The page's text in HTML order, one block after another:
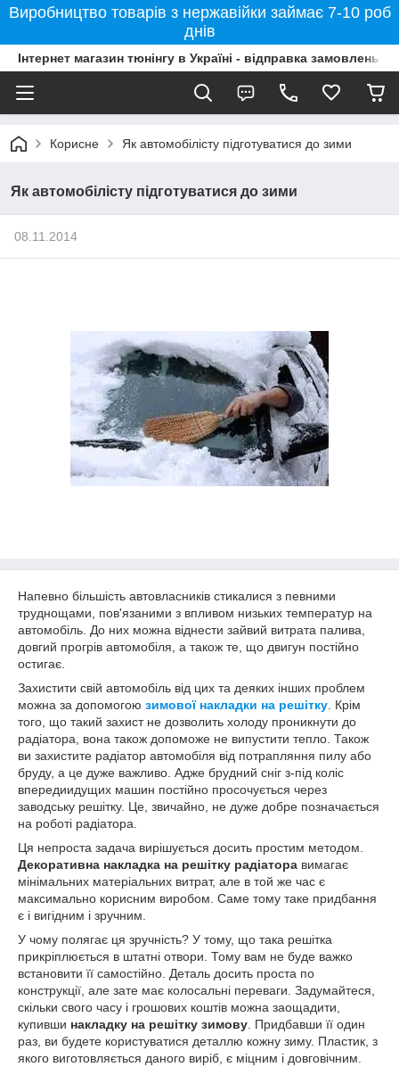
Виробництво товарів з нержавійки займає 7-10 роб
днів
Інтернет магазин тюнінгу в Україні - відправка замовлень
Корисне Як автомобілісту підготуватися до зими
Як автомобілісту підготуватися до зими
08.11.2014
Напевно більшість автовласників стикалися з певними
труднощами, пов'язаними з впливом низьких температур на
автомобіль. До них можна віднести зайвий витрата палива,
довгий прогрів автомобіля, а також те, що двигун постійно
остигає.
Захистити свій автомобіль від цих та деяких інших проблем
можна за допомогою зимової накладки на решітку . Крім
того, що такий захист не дозволить холоду проникнути до
радіатора, вона також допоможе не випустити тепло. Також
ви захистите радіатор автомобіля від потрапляння пилу або
бруду, а це дуже важливо. Адже брудний сніг з-під коліс
впередиидущих машин постійно просочується через
заводську решітку. Це, звичайно, не дуже добре позначається
на роботі радіатора.
Ця непроста задача вирішується досить простим методом.
Декоративна накладка на решітку радіатора вимагає
мінімальних матеріальних витрат, але в той же час є
максимально корисним виробом. Саме тому таке придбання
є і вигідним і зручним.
У чому полягає ця зручність? У тому, що така решітка
прикріплюється в штатні отвори. Тому вам не буде важко
встановити її самостійно. Деталь досить проста по
конструкції, але зате має колосальні переваги. Задумайтеся,
скільки свого часу і грошових коштів можна заощадити,
купивши накладку на решітку зимову . Придбавши її один
раз, ви будете користуватися деталлю кожну зиму. Пластик, з
якого виготовляється даного виріб, є міцним і довговічним.